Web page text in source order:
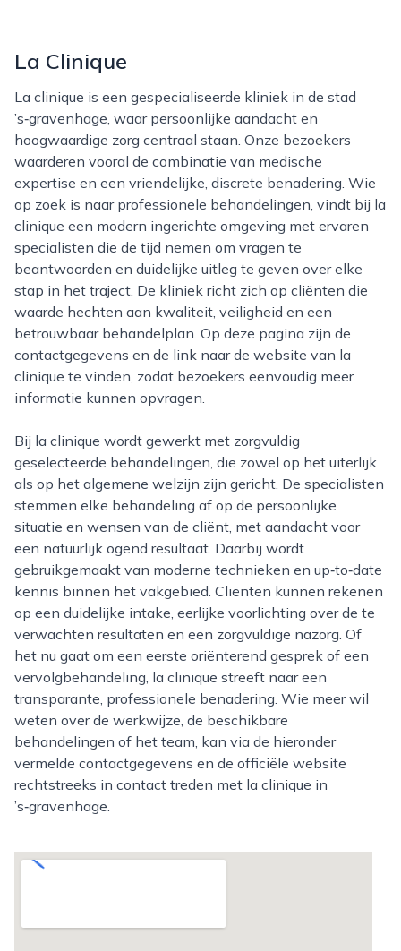
La Clinique
La clinique is een gespecialiseerde kliniek in de stad
’s‑gravenhage, waar persoonlijke aandacht en
hoogwaardige zorg centraal staan. Onze bezoekers
waarderen vooral de combinatie van medische
expertise en een vriendelijke, discrete benadering. Wie
op zoek is naar professionele behandelingen, vindt bij la
clinique een modern ingerichte omgeving met ervaren
specialisten die de tijd nemen om vragen te
beantwoorden en duidelijke uitleg te geven over elke
stap in het traject. De kliniek richt zich op cliënten die
waarde hechten aan kwaliteit, veiligheid en een
betrouwbaar behandelplan. Op deze pagina zijn de
contactgegevens en de link naar de website van la
clinique te vinden, zodat bezoekers eenvoudig meer
informatie kunnen opvragen.
Bij la clinique wordt gewerkt met zorgvuldig
geselecteerde behandelingen, die zowel op het uiterlijk
als op het algemene welzijn zijn gericht. De specialisten
stemmen elke behandeling af op de persoonlijke
situatie en wensen van de cliënt, met aandacht voor
een natuurlijk ogend resultaat. Daarbij wordt
gebruikgemaakt van moderne technieken en up‑to‑date
kennis binnen het vakgebied. Cliënten kunnen rekenen
op een duidelijke intake, eerlijke voorlichting over de te
verwachten resultaten en een zorgvuldige nazorg. Of
het nu gaat om een eerste oriënterend gesprek of een
vervolgbehandeling, la clinique streeft naar een
transparante, professionele benadering. Wie meer wil
weten over de werkwijze, de beschikbare
behandelingen of het team, kan via de hieronder
vermelde contactgegevens en de officiële website
rechtstreeks in contact treden met la clinique in
’s‑gravenhage.